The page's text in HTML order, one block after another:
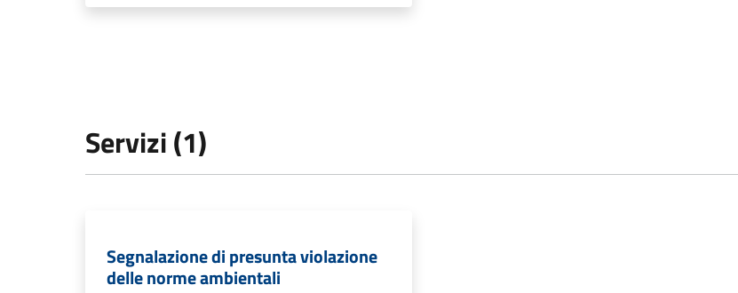
Servizi (1)
Segnalazione di presunta violazione
delle norme ambientali